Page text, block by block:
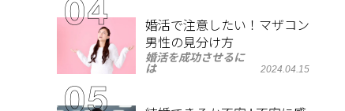
婚活で注意したい！マザコン
男性の見分け方
婚活を成功させるに
は
2024.04.15